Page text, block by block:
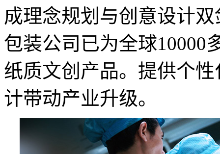
成理念规划与创意设计
包装公司 已为全球10000
纸质文创产品。提供个
计带动产业升级。